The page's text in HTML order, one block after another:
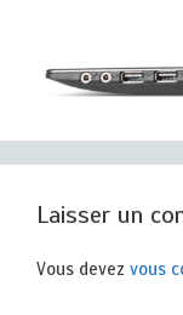
Laisser un
Vous devez vous